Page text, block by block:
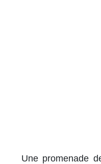
Une promenade